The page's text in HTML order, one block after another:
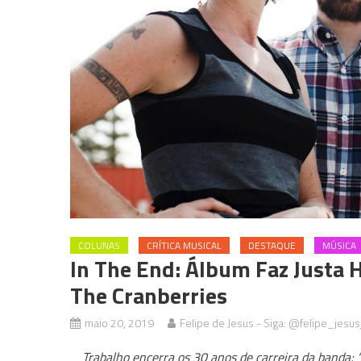
COLUNAS CRÍTICA MUSICAL DESTAQUE MÚSICA
In The End: Álbum Faz Justa
The Cranberries
maio 20, 2019 Felipe de Jesus - Siga:
Trabalho encerra os 30 anos de carreira da banda;